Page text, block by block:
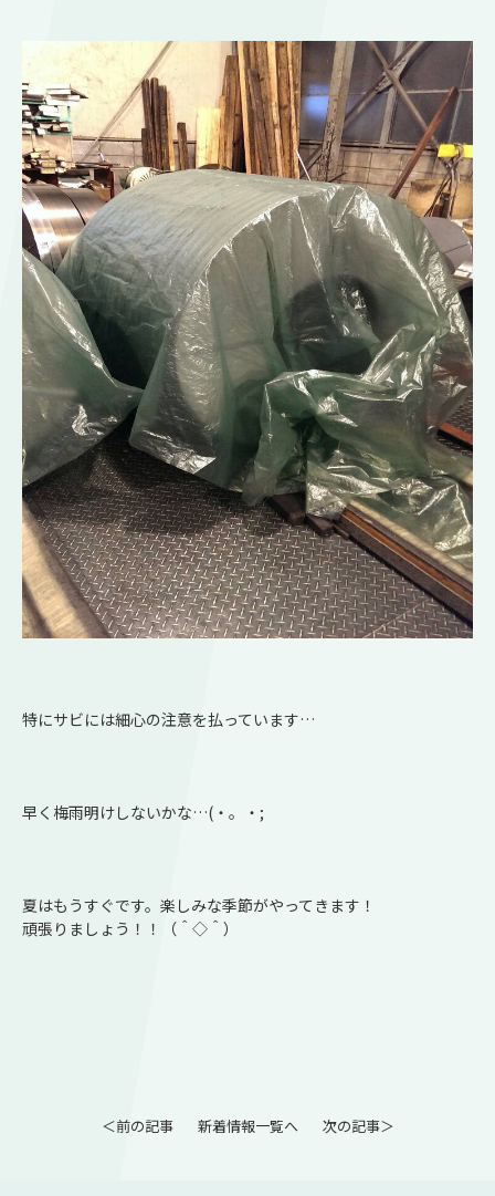
特にサビには細心の注意を払っています…
早く梅雨明けしないかな…(・。・;
夏はもうすぐです。楽しみな季節がやってきます！
頑張りましょう！！（＾◇＾）
＜前の記事 新着情報一覧へ 次の記事＞